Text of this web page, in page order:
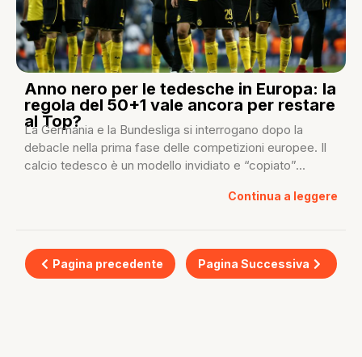
Anno nero per le tedesche in Europa: la
regola del 50+1 vale ancora per restare
al Top?
La Germania e la Bundesliga si interrogano dopo la
debacle nella prima fase delle competizioni europee. Il
calcio tedesco è un modello invidiato e “copiato”...
Continua a leggere
Pagina precedente Pagina Successiva